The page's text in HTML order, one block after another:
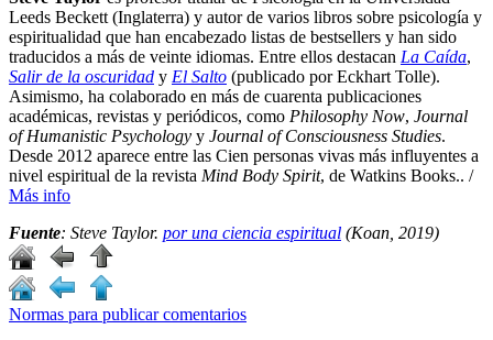
Leeds Beckett (Inglaterra) y autor de varios libros sobre psicología y
espiritualidad que han encabezado listas de bestsellers y han sido
traducidos a más de veinte idiomas. Entre ellos destacan La Caída,
Salir de la oscuridad y El Salto (publicado por Eckhart Tolle).
Asimismo, ha colaborado en más de cuarenta publicaciones
académicas, revistas y periódicos, como Philosophy Now, Journal
of Humanistic Psychology y Journal of Consciousness Studies.
Desde 2012 aparece entre las Cien personas vivas más influyentes a
nivel espiritual de la revista Mind Body Spirit, de Watkins Books.. /
Más info
Fuente: Steve Taylor. por una ciencia espiritual (Koan, 2019)
Normas para publicar comentarios